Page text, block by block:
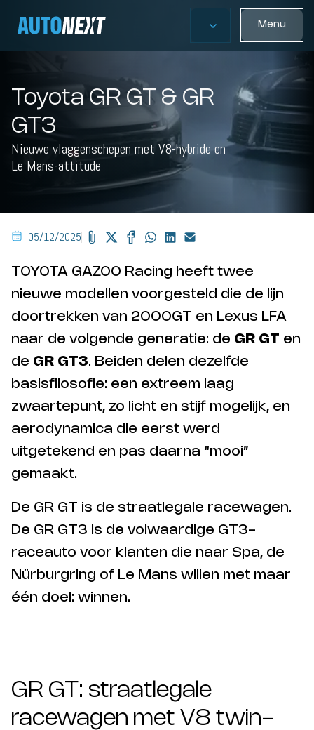
Menu
Toyota GR GT & GR
GT3
Nieuwe vlaggenschepen met V8-hybride en
Le Mans-attitude
05/12/2025
TOYOTA GAZOO Racing heeft twee
nieuwe modellen voorgesteld die de lijn
doortrekken van 2000GT en Lexus LFA
naar de volgende generatie: de GR GT en
de GR GT3. Beiden delen dezelfde
basisfilosofie: een extreem laag
zwaartepunt, zo licht en stijf mogelijk, en
aerodynamica die eerst werd
uitgetekend en pas daarna “mooi”
gemaakt.
De GR GT is de straatlegale racewagen.
De GR GT3 is de volwaardige GT3-
raceauto voor klanten die naar Spa, de
Nürburgring of Le Mans willen met maar
één doel: winnen.
GR GT: straatlegale
racewagen met V8 twin-